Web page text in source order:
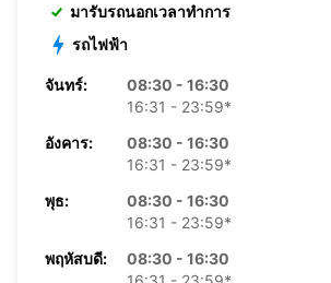
มารับรถนอกเวลาทำการ
รถไฟฟ้า
จันทร์:
08:30 - 16:30
16:31 - 23:59*
อังคาร:
08:30 - 16:30
16:31 - 23:59*
พุธ:
08:30 - 16:30
16:31 - 23:59*
พฤหัสบดี:
08:30 - 16:30